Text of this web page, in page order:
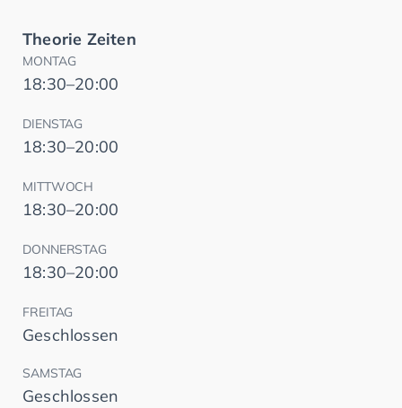
Theorie Zeiten
MONTAG
18:30–20:00
DIENSTAG
18:30–20:00
MITTWOCH
18:30–20:00
DONNERSTAG
18:30–20:00
FREITAG
Geschlossen
SAMSTAG
Geschlossen